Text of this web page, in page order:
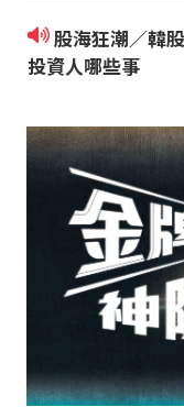
股海狂潮／韓股槓桿投資釀股災 示警台股
投資人哪些事